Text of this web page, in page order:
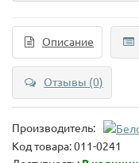
Описание
Отзывы (0)
Производитель:
Код товара:011-0241